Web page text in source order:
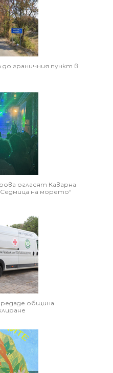
до граничния пункт в
огласят Каварна
на морето“
община